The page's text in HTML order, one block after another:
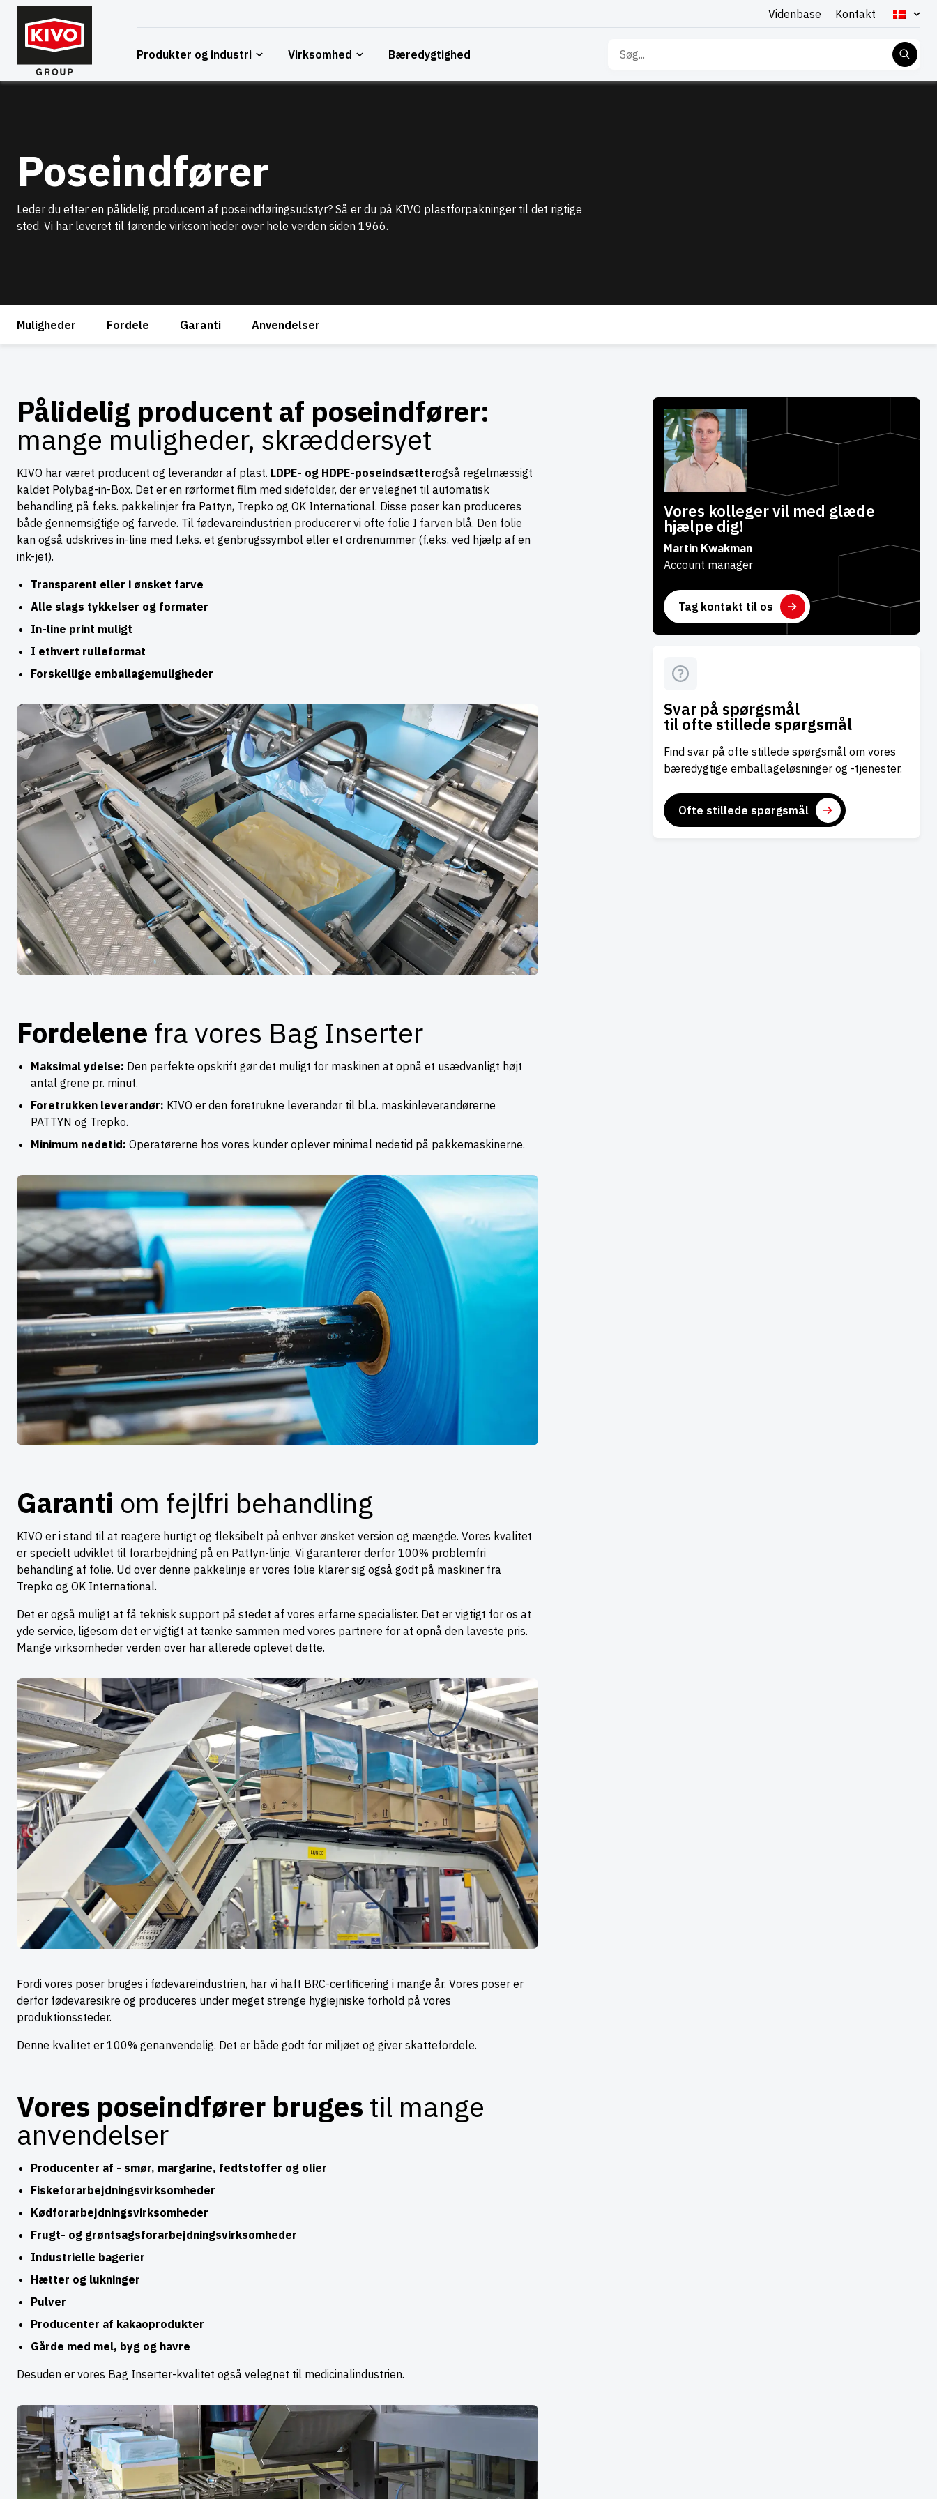
Spring
indhold
Videnbase Kontakt
Produkter og industri Virksomhed Bæredygtighed
Søg
efter:
Poseindfører
Leder du efter en pålidelig producent af poseindføringsudstyr? Så er du på KIVO plastforpakninger til det rigtige
sted. Vi har leveret til førende virksomheder over hele verden siden 1966.
Muligheder Fordele Garanti Anvendelser
Pålidelig producent af poseindfører:
mange muligheder, skræddersyet
KIVO har været producent og leverandør af plast. LDPE- og HDPE-poseindsætterogså regelmæssigt
kaldet Polybag-in-Box. Det er en rørformet film med sidefolder, der er velegnet til automatisk
behandling på f.eks. pakkelinjer fra Pattyn, Trepko og OK International. Disse poser kan produceres
både gennemsigtige og farvede. Til fødevareindustrien producerer vi ofte folie I farven blå. Den folie
kan også udskrives in-line med f.eks. et genbrugssymbol eller et ordrenummer (f.eks. ved hjælp af en
ink-jet).
Transparent eller i ønsket farve
Alle slags tykkelser og formater
In-line print muligt
I ethvert rulleformat
Forskellige emballagemuligheder
Fordelene fra vores Bag Inserter
Maksimal ydelse: Den perfekte opskrift gør det muligt for maskinen at opnå et usædvanligt højt
antal grene pr. minut.
Foretrukken leverandør: KIVO er den foretrukne leverandør til bl.a. maskinleverandørerne
PATTYN og Trepko.
Minimum nedetid: Operatørerne hos vores kunder oplever minimal nedetid på pakkemaskinerne.
Garanti om fejlfri behandling
KIVO er i stand til at reagere hurtigt og fleksibelt på enhver ønsket version og mængde. Vores kvalitet
er specielt udviklet til forarbejdning på en Pattyn-linje. Vi garanterer derfor 100% problemfri
behandling af folie. Ud over denne pakkelinje er vores folie klarer sig også godt på maskiner fra
Trepko og OK International.
Det er også muligt at få teknisk support på stedet af vores erfarne specialister. Det er vigtigt for os at
yde service, ligesom det er vigtigt at tænke sammen med vores partnere for at opnå den laveste pris.
Mange virksomheder verden over har allerede oplevet dette.
Fordi vores poser bruges i fødevareindustrien, har vi haft BRC-certificering i mange år. Vores poser er
derfor fødevaresikre og produceres under meget strenge hygiejniske forhold på vores
produktionssteder.
Denne kvalitet er 100% genanvendelig. Det er både godt for miljøet og giver skattefordele.
Vores poseindfører brugestil mange
anvendelser
Producenter af - smør, margarine, fedtstoffer og olier
Fiskeforarbejdningsvirksomheder
Kødforarbejdningsvirksomheder
Frugt- og grøntsagsforarbejdningsvirksomheder
Industrielle bagerier
Hætter og lukninger
Pulver
Producenter af kakaoprodukter
Gårde med mel, byg og havre
Desuden er vores Bag Inserter-kvalitet også velegnet til medicinalindustrien.
Vores kolleger vil med glæde
hjælpe dig!
Martin Kwakman
Account manager
Tag kontakt til os
Svar på spørgsmål
til ofte stillede spørgsmål
Find svar på ofte stillede spørgsmål om vores
bæredygtige emballageløsninger og -tjenester.
Ofte stillede spørgsmål